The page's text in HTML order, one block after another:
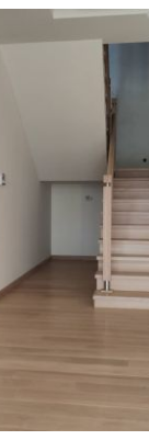
Заказать
заказу